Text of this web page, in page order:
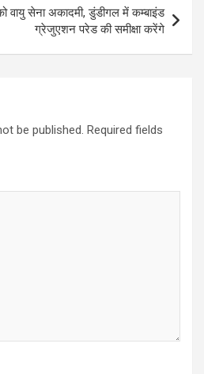
सेना अकादमी, डुंडीगल में कम्बाइंड
ग्रेजुएशन परेड की समीक्षा करेंगे
be published. Required fields